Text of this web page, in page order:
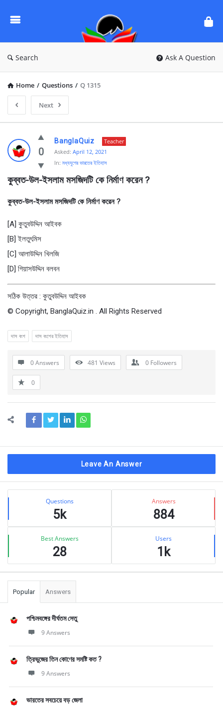
Questions
Search Ask A Question
Home / Questions / Q 1315
Next
Ask
Questions
BanglaQuiz
Latest
0
BanglaQuiz
Teacher
Asked: April 12, 2021
In: মধ্যযুগের ভারতের ইতিহাস
কুব্বত-উল-ইসলাম মসজিদটি কে নির্মাণ করেন ?
কুব্বত-উল-ইসলাম মসজিদটি কে নির্মাণ করেন ?
[A] কুতুবউদ্দিন আইবক
[B] ইলতুৎমিস
[C] আলাউদ্দিন খিলজি
[D] গিয়াসউদ্দিন বলবন
সঠিক উত্তর : কুতুবউদ্দিন আইবক
© Copyright, BanglaQuiz.in . All Rights Reserved
দাস বংশ দাস বংশের ইতিহাস
0 Answers 481 Views 0 Followers
0
Leave An Answer
Sidebar
Stats Questions
5k
Answers
884
Best Answers
28
Users
1k
Popular Answers
পশ্চিমবঙ্গের দীর্ঘতম সেতু
9 Answers
ত্রিভুজের তিন কোণের সমষ্টি কত ?
9 Answers
ভারতের সবচেয়ে বড় জেলা